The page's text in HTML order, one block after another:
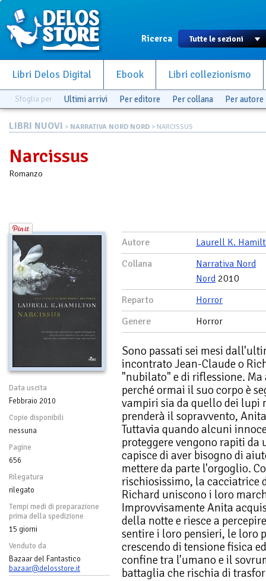
Ricerca
Libri Delos Digital Ebook Libri collezionismo
Sfoglia per Ultimi arrivi Per editore Per collana Per autore
LIBRI NUOVI > NARRATIVA NORD NORD > NARCISSUS
Narcissus
Romanzo
Data uscita
Febbraio 2010
Copie disponibili
nessuna
Pagine
656
Rilegatura
rilegato
Tempi medi di preparazione
prima della spedizione
15 giorni
Venduto da
Bazaar del Fantastico
bazaar@delosstore.it
Autore
Laurell K.
Collana
Narrativa Nord
Nord 2010
Reparto
Horror
Genere
Horror
Sono passati sei mesi
incontrato Jean-Claude o
"nubilato" e di riflessione.
perché ormai il suo corpo è
vampiri sia da quello dei lupi
prenderà il sopravvento,
Tuttavia quando alcuni
proteggere vengono rapiti da
capisce di aver bisogno di
mettere da parte l'orgoglio.
rischiosissimo, la cacciatrice
Richard uniscono i loro
Improvvisamente Anita
della notte e riesce a
sentire i loro pensieri, le loro
crescendo di tensione fisica
confine tra l'umano e il
battaglia che rischia di